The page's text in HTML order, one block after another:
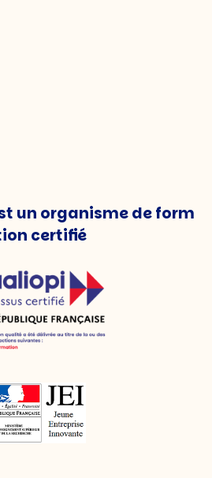
un organisme de form
certifié